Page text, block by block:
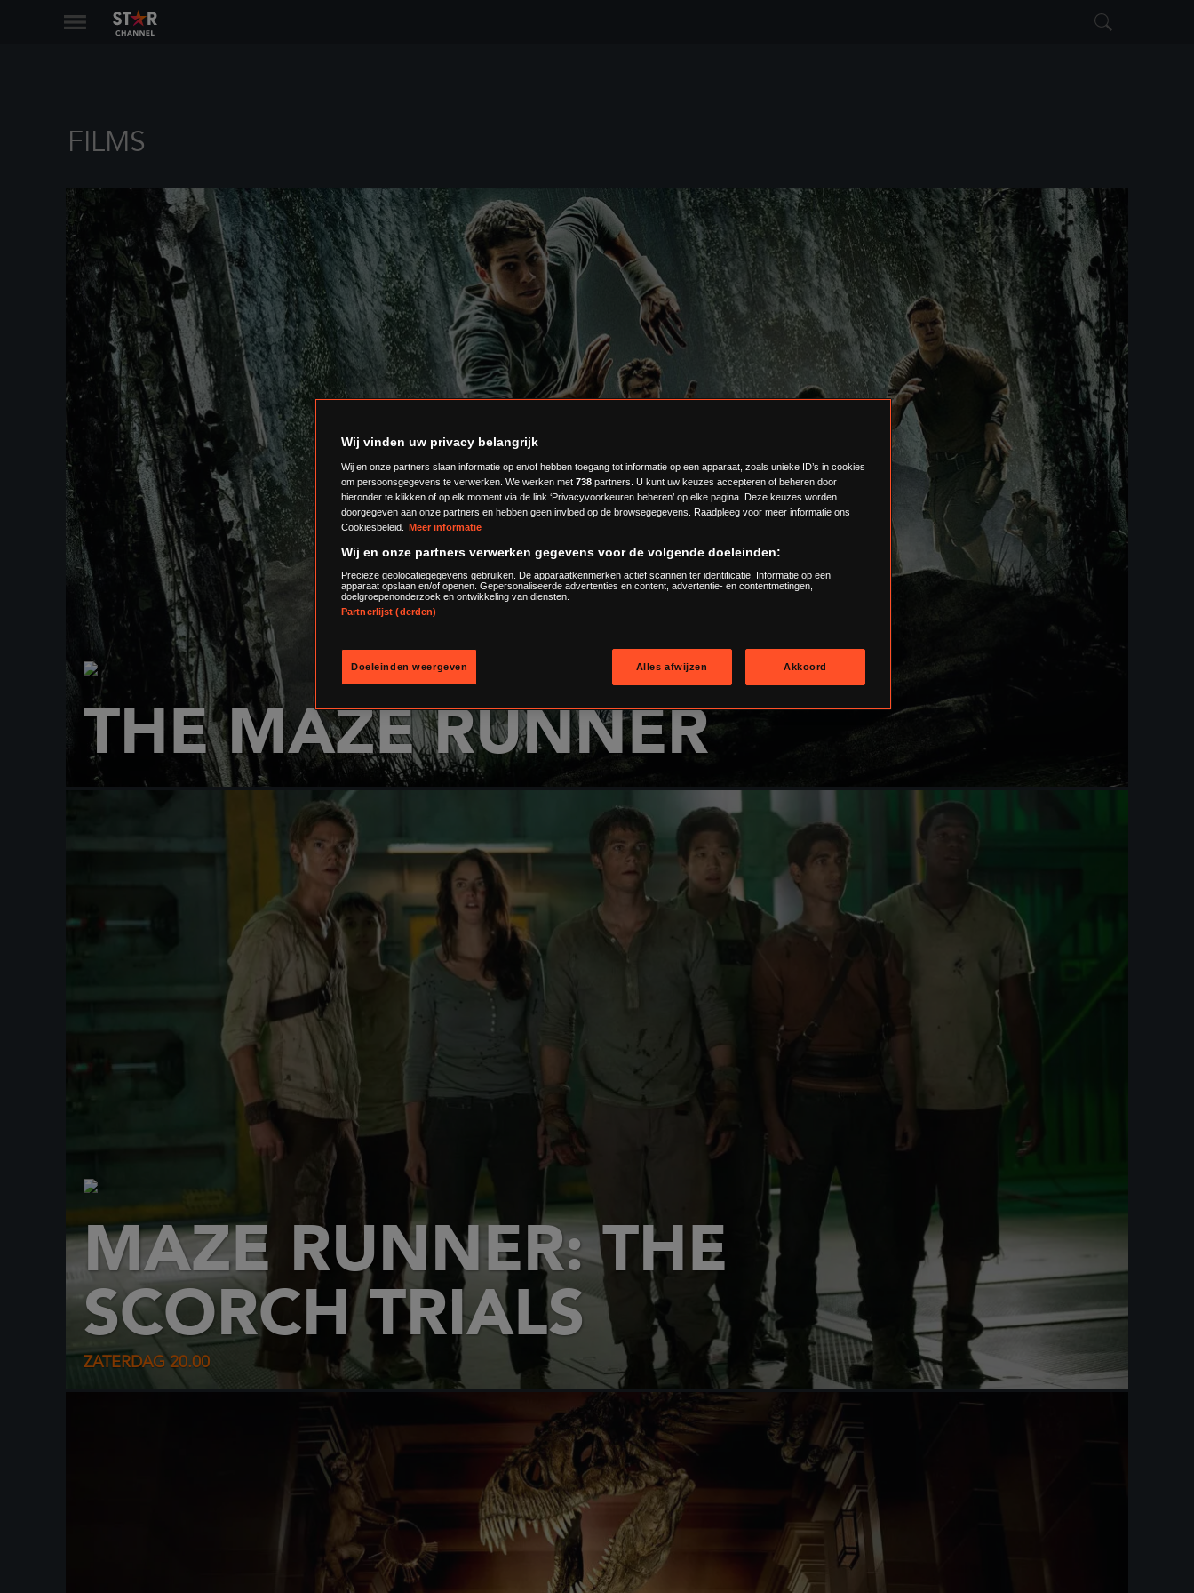
FILMS
THE MAZE RUNNER
MAZE RUNNER: THE
SCORCH TRIALS
ZATERDAG 20.00
Wij vinden uw privacy belangrijk
Wij en onze partners slaan informatie op en/of hebben toegang tot informatie op een apparaat, zoals unieke ID’s in cookies
om persoonsgegevens te verwerken. We werken met 738 partners. U kunt uw keuzes accepteren of beheren door
hieronder te klikken of op elk moment via de link ‘Privacyvoorkeuren beheren’ op elke pagina. Deze keuzes worden
doorgegeven aan onze partners en hebben geen invloed op de browsegegevens. Raadpleeg voor meer informatie ons
Cookiesbeleid.
Meer informatie
Wij en onze partners verwerken gegevens voor de volgende doeleinden:
Precieze geolocatiegegevens gebruiken. De apparaatkenmerken actief scannen ter identificatie. Informatie op een
apparaat opslaan en/of openen. Gepersonaliseerde advertenties en content, advertentie- en contentmetingen,
doelgroepenonderzoek en ontwikkeling van diensten.
Partnerlijst (derden)
Doeleinden weergeven Alles afwijzen Akkoord